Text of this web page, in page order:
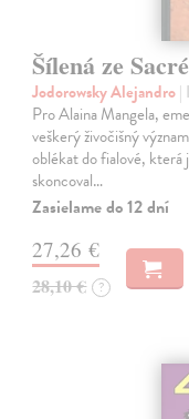
Šílená ze
Jodorowsky Alejandro|
Pro Alaina Mangela,
veškerý živočišný
oblékat do fialové, která
skoncoval…
Zasielame do 12 dní
27,26 €
28,10 € ?